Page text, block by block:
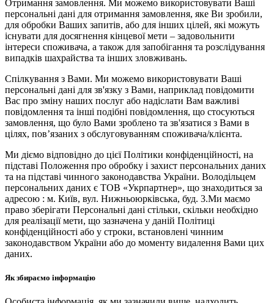
Отримання замовлення. Ми можемо використовувати Ваші
персональні дані для отримання замовлення, яке Ви зробили,
для обробки Ваших запитів, або для інших цілей, які можуть
існувати для досягнення кінцевої мети – задовольнити
інтереси споживача, а також для запобігання та розслідування
випадків шахрайства та інших зловживань.
Спілкування з Вами. Ми можемо використовувати Ваші
персональні дані для зв'язку з Вами, наприклад повідомити
Вас про зміну наших послуг або надіслати Вам важливі
повідомлення та інші подібні повідомлення, що стосуються
замовлення, що було Вами зроблено та зв'язатися з Вами в
цілях, пов’язаних з обслуговуванням споживача/клієнта.
Ми діємо відповідно до цієї Політики конфіденційності, на
підставі Положення про обробку і захист персональних даних
та на підставі чинного законодавства України. Володільцем
персональних даних є ТОВ «Укрпартнер», що знаходиться за
адресою : м. Київ, вул. Нижньоюркiвська, буд. 3.Ми маємо
право зберігати Персональні дані стільки, скільки необхідно
для реалізації мети, що зазначена у даній Політиці
конфіденційності або у строки, встановлені чинним
законодавством України або до моменту видалення Вами цих
даних.
Як збираємо інформацію